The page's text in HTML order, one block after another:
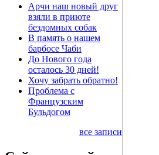
Арчи наш новый друг
взяли в приюте
бездомных собак
В память о нашем
барбосе Чаби
До Нового года
осталось 30 дней!
Хочу забрать обратно!
Проблема с
Французским
Бульдогом
все записи